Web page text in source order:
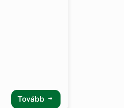
FCA-
Tovább